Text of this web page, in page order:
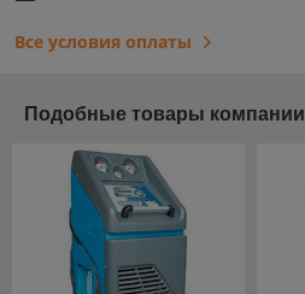
Все условия оплаты
Подобные товары компании